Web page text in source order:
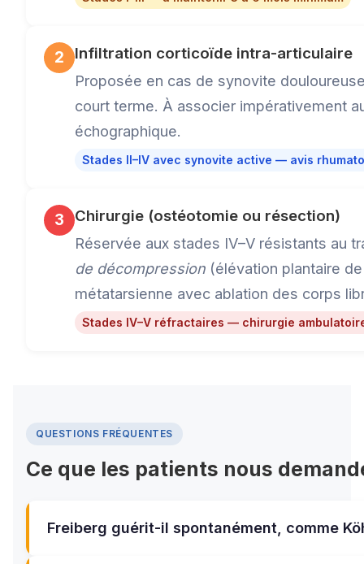
2 Infiltration corticoïde intra-articulaire
Proposée en cas de synovite
court terme. À associer impérativement
échographique.
Stades II–IV avec synovite active — avis
3 Chirurgie (ostéotomie ou résection)
Réservée aux stades IV–V résistants au
de décompression (élévation plantaire
métatarsienne avec ablation des corps
Stades IV–V réfractaires — chirurgie
QUESTIONS FRÉQUENTES
Ce que les patients nous
Freiberg guérit-il spontanément, comme